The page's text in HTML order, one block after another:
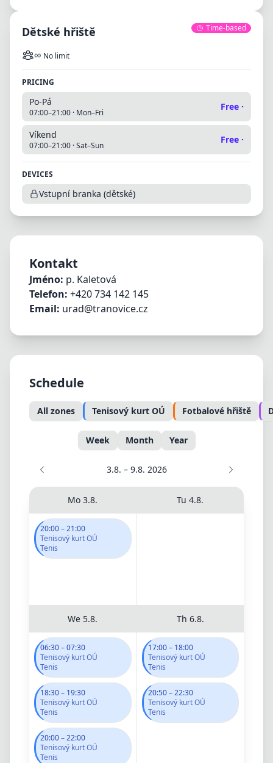
Dětské hřiště Time-based
∞ No limit
PRICING
Po-Pá
07:00–21:00 · Mon–Fri
Free ·
Víkend
07:00–21:00 ·Sat–Sun
Free ·
DEVICES
Vstupní branka (dětské)
Kontakt
Jméno: p. Kaletová
Telefon: +420 734 142 145
Email: urad@tranovice.cz
Schedule
All zones Tenisový kurt OÚ Fotbalové hřiště
Week Month Year
3.8. – 9.8. 2026
Mo 3.8.
20:00–21:00
Tenisový kurt OÚ
Tenis
Tu 4.8.
We 5.8.
06:30–07:30
Tenisový kurt OÚ
Tenis
18:30– 19:30
Tenisový kurt OÚ
Tenis
20:00–22:00
Tenisový kurt OÚ
Tenis
Th 6.8.
17:00– 18:00
Tenisový kurt OÚ
Tenis
20:50–22:30
Tenisový kurt OÚ
Tenis